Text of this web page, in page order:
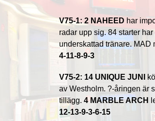
V75-1: 2 NAHEED har
radar upp sig. 84 starter
underskattad tränare.
4-11-8-9-3
V75-2: 14 UNIQUE JUNI
av Westholm. ?-åringen är
tillägg. 4 MARBLE ARCH
12-13-9-3-6-15